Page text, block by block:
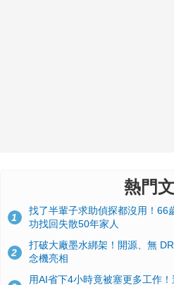
熱門
1
找了半輩子求助偵探都沒用！66
功找回失散50年家人
2
打破大廠墨水綁架！開源、無
念機亮相
用AI省下4小時竟被塞更多工作